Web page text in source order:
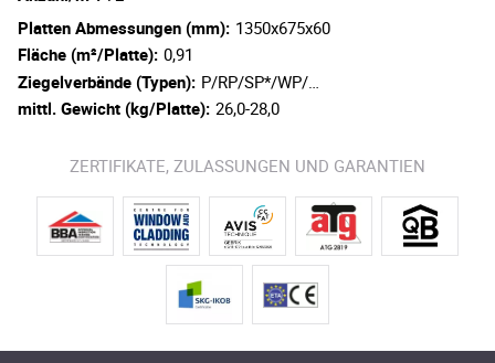
Platten Abmessungen (mm): 1350x675x60
Fläche (m²/Platte): 0,91
Ziegelverbände (Typen): P/RP/SP*/WP/…
mittl. Gewicht (kg/Platte): 26,0-28,0
ZERTIFIKATE, ZULASSUNGEN UND GARANTIEN